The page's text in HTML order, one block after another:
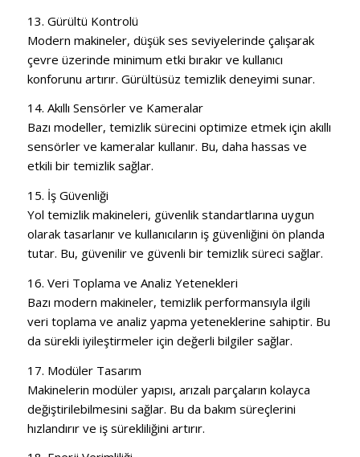
13. Gürültü Kontrolü
Modern makineler, düşük ses seviyelerinde çalışarak
çevre üzerinde minimum etki bırakır ve kullanıcı
konforunu artırır. Gürültüsüz temizlik deneyimi sunar.
14. Akıllı Sensörler ve Kameralar
Bazı modeller, temizlik sürecini optimize etmek için akıllı
sensörler ve kameralar kullanır. Bu, daha hassas ve
etkili bir temizlik sağlar.
15. İş Güvenliği
Yol temizlik makineleri, güvenlik standartlarına uygun
olarak tasarlanır ve kullanıcıların iş güvenliğini ön planda
tutar. Bu, güvenilir ve güvenli bir temizlik süreci sağlar.
16. Veri Toplama ve Analiz Yetenekleri
Bazı modern makineler, temizlik performansıyla ilgili
veri toplama ve analiz yapma yeteneklerine sahiptir. Bu
da sürekli iyileştirmeler için değerli bilgiler sağlar.
17. Modüler Tasarım
Makinelerin modüler yapısı, arızalı parçaların kolayca
değiştirilebilmesini sağlar. Bu da bakım süreçlerini
hızlandırır ve iş sürekliliğini artırır.